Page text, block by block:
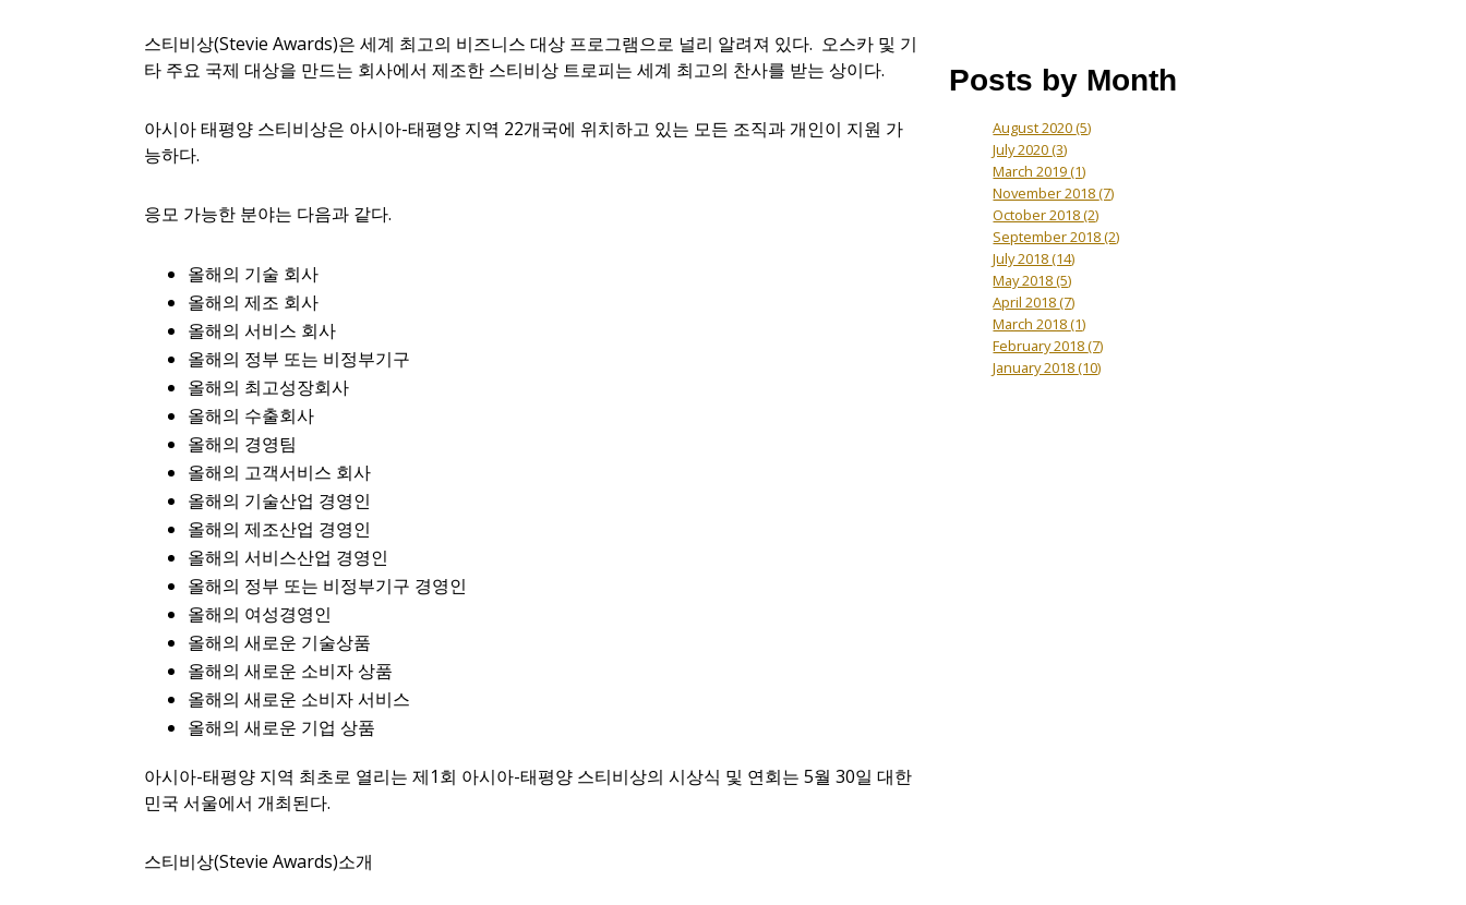
스티비상(Stevie Awards)은 세계 최고의 비즈니스 대상 프로그램으로 널리 알려져 있다. 오스카 및 기
타 주요 국제 대상을 만드는 회사에서 제조한 스티비상 트로피는 세계 최고의 찬사를 받는 상이다.
아시아 태평양 스티비상은 아시아-태평양 지역 22개국에 위치하고 있는 모든 조직과 개인이 지원 가
능하다.
응모 가능한 분야는 다음과 같다.
올해의 기술 회사
올해의 제조 회사
올해의 서비스 회사
올해의 정부 또는 비정부기구
올해의 최고성장회사
올해의 수출회사
올해의 경영팀
올해의 고객서비스 회사
올해의 기술산업 경영인
올해의 제조산업 경영인
올해의 서비스산업 경영인
올해의 정부 또는 비정부기구 경영인
올해의 여성경영인
올해의 새로운 기술상품
올해의 새로운 소비자 상품
올해의 새로운 소비자 서비스
올해의 새로운 기업 상품
아시아-태평양 지역 최초로 열리는 제1회 아시아-태평양 스티비상의 시상식 및 연회는 5월 30일 대한
민국 서울에서 개최된다.
스티비상(Stevie Awards)소개
Posts by Month
August 2020(5)
July 2020(3)
March 2019(1)
November 2018(7)
October 2018(2)
September 2018(2)
July 2018(14)
May 2018(5)
April 2018(7)
March 2018(1)
February 2018(7)
January 2018(10)